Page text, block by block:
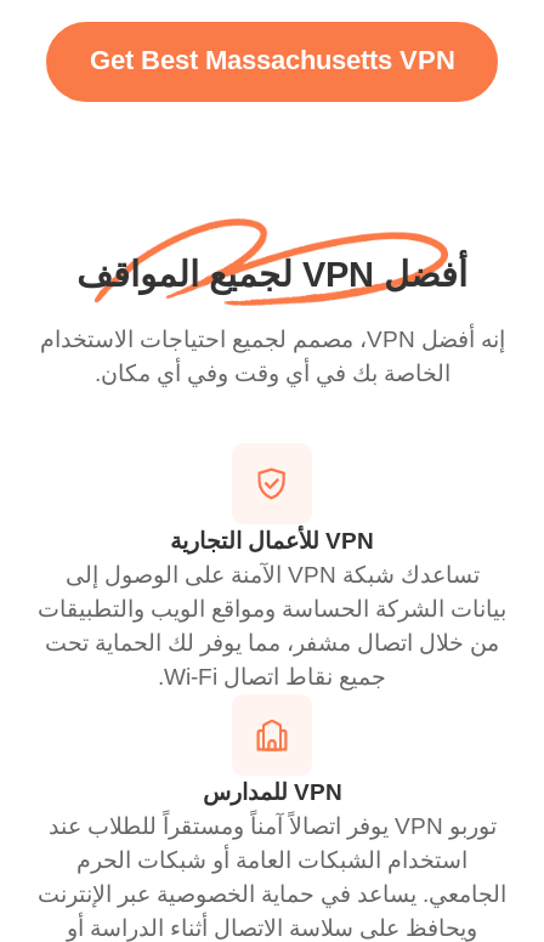
Get Best Massachusetts VPN
أفضل VPN لجميع المواقف
إنه أفضل VPN، مصمم لجميع احتياجات الاستخدام
الخاصة بك في أي وقت وفي أي مكان.
VPN للأعمال التجارية
تساعدك شبكة VPN الآمنة على الوصول إلى
بيانات الشركة الحساسة ومواقع الويب والتطبيقات
من خلال اتصال مشفر، مما يوفر لك الحماية تحت
جميع نقاط اتصال Wi-Fi.
VPN للمدارس
توربو VPN يوفر اتصالاً آمناً ومستقراً للطلاب عند
استخدام الشبكات العامة أو شبكات الحرم
الجامعي. يساعد في حماية الخصوصية عبر الإنترنت
ويحافظ على سلاسة الاتصال أثناء الدراسة أو